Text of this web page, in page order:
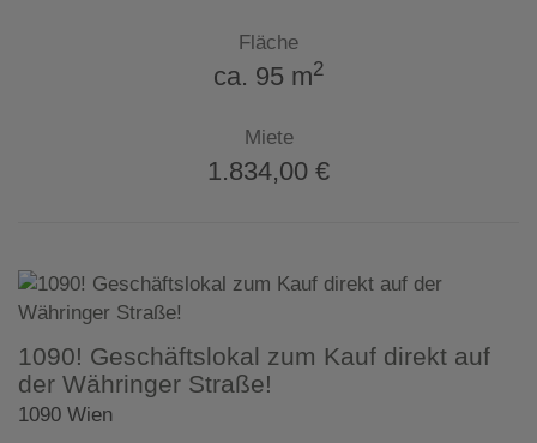
Fläche
ca. 95 m2
Miete
1.834,00 €
1090! Geschäftslokal zum Kauf direkt auf
der Währinger Straße!
1090 Wien